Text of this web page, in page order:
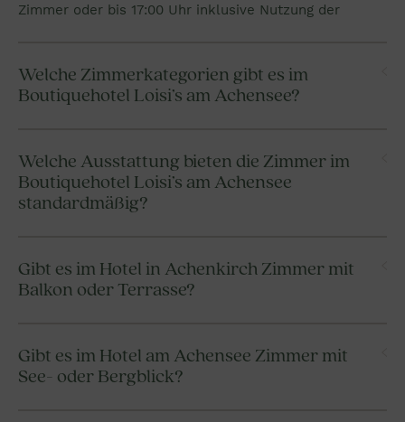
Zimmer oder bis 17:00 Uhr inklusive Nutzung der
Welche Zimmerkategorien gibt es im
Boutiquehotel Loisi’s am Achensee?
verschiedene Zimmerkategorien zur Verfügung,
darunter Doppelzimmer, Einzelzimmer und
Familienzimmer, die jeweils modern und individuell
eingerichtet sind.
Welche Ausstattung bieten die Zimmer im
Boutiquehotel Loisi’s am Achensee
standardmäßig?
standardmäßig ausgestattet mit gemütlicher
Sitzgelegenheit, Eichenholzboden, Flat-TV,
kostenlosem High-Speed-WLAN, Kühlschrank und
und Badeschlapper, ein Badezimmer mit Dusche/WC,
Kosmetikset, Tiroler Steinölprodukte sowie ein
Gibt es im Hotel in Achenkirch Zimmer mit
Balkon oder Terrasse?
ausgewählte Zimmer über einen Balkon mit Ost-, Süd-
oder Westausrichtung oder über einen direkten Zugang
zur Terrasse.
Gibt es im Hotel am Achensee Zimmer mit
See- oder Bergblick?